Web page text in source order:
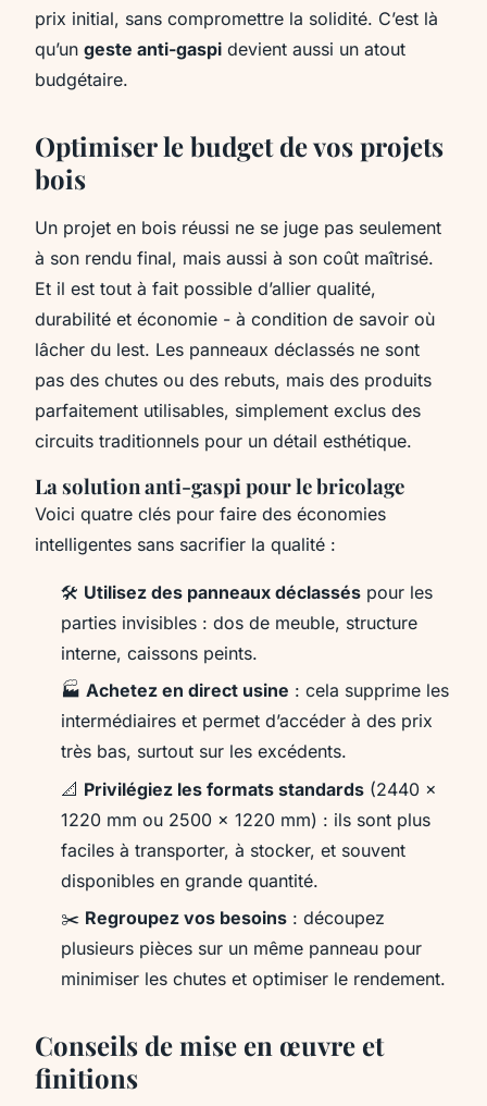
prix initial, sans compromettre la solidité. C’est là
qu’un geste anti-gaspi devient aussi un atout
budgétaire.
Optimiser le budget de vos projets
bois
Un projet en bois réussi ne se juge pas seulement
à son rendu final, mais aussi à son coût maîtrisé.
Et il est tout à fait possible d’allier qualité,
durabilité et économie - à condition de savoir où
lâcher du lest. Les panneaux déclassés ne sont
pas des chutes ou des rebuts, mais des produits
parfaitement utilisables, simplement exclus des
circuits traditionnels pour un détail esthétique.
La solution anti-gaspi pour le bricolage
Voici quatre clés pour faire des économies
intelligentes sans sacrifier la qualité :
🛠️ Utilisez des panneaux déclassés pour les
parties invisibles : dos de meuble, structure
interne, caissons peints.
🏭 Achetez en direct usine : cela supprime les
intermédiaires et permet d’accéder à des prix
très bas, surtout sur les excédents.
📐 Privilégiez les formats standards (2440 x
1220 mm ou 2500 x 1220 mm) : ils sont plus
faciles à transporter, à stocker, et souvent
disponibles en grande quantité.
✂️ Regroupez vos besoins : découpez
plusieurs pièces sur un même panneau pour
minimiser les chutes et optimiser le rendement.
Conseils de mise en œuvre et
finitions